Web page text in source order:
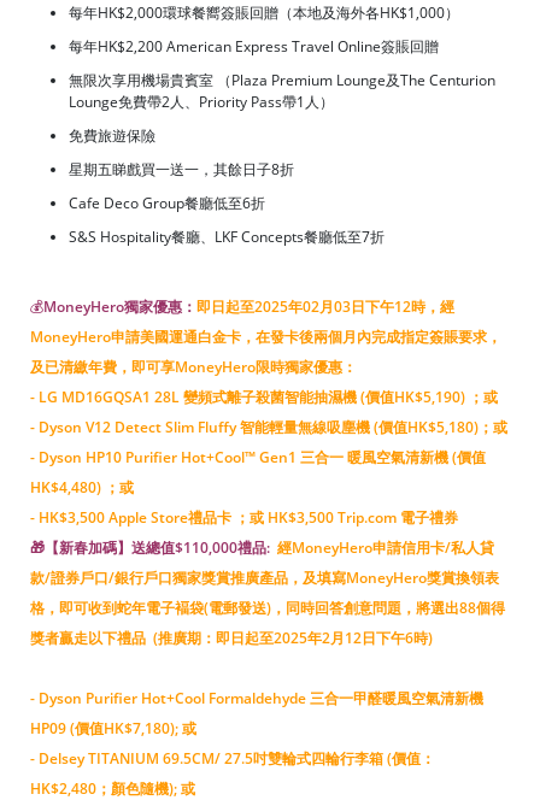
每年HK$2,000環球餐嚮簽賬回贈（本地及海外各HK$1,000）
每年HK$2,200 American Express Travel Online簽賬回贈
無限次享用機場貴賓室 （Plaza Premium Lounge及The Centurion
Lounge免費帶2人、Priority Pass帶1人）
免費旅遊保險
星期五睇戲買一送一，其餘日子8折
Cafe Deco Group餐廳低至6折
S&S Hospitality餐廳、LKF Concepts餐廳低至7折
💰MoneyHero獨家優惠： 即日起至2025年02月03日下午12時，經
MoneyHero申請美國運通白金卡，在發卡後兩個月內完成指定簽賬要求，
及已清繳年費，即可享MoneyHero限時獨家優惠：
- LG MD16GQSA1 28L 變頻式離子殺菌智能抽濕機 (價值HK$5,190) ；或
- Dyson V12 Detect Slim Fluffy 智能輕量無線吸塵機 (價值HK$5,180)；或
- Dyson HP10 Purifier Hot+Cool™ Gen1 三合一 暖風空氣清新機 (價值
HK$4,480) ；或
- HK$3,500 Apple Store禮品卡 ； 或 HK$3,500 Trip.com 電子禮券
🎁【新春加碼】送總值$110,000禮品: 經MoneyHero申請信用卡/私人貸
款/證券戶口/銀行戶口獨家獎賞推廣產品，及填寫MoneyHero獎賞換領表
格，即可收到蛇年電子褔袋(電郵發送)，同時回答創意問題，將選出88個得
獎者贏走以下禮品 (推廣期：即日起至2025年2月12日下午6時)
- Dyson Purifier Hot+Cool Formaldehyde 三合一甲醛暖風空氣清新機
HP09 (價值HK$7,180); 或
- Delsey TITANIUM 69.5CM/ 27.5吋雙輪式四輪行李箱 (價值：
HK$2,480；顏色隨機); 或